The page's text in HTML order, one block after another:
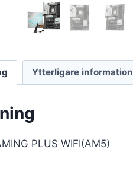
Ytterligare information
PLUS WIFI(AM5)